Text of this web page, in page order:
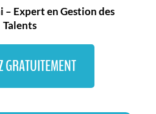
Expert en Gestion des
Talents
GRATUITEMENT